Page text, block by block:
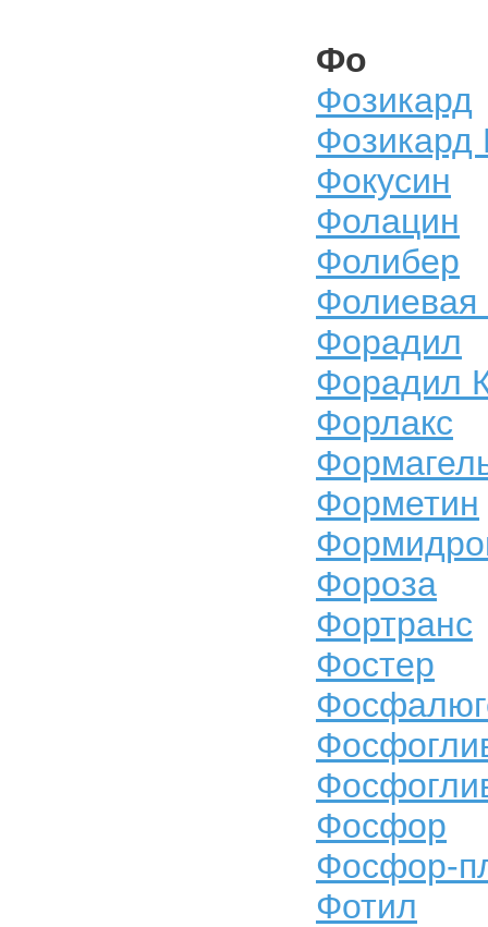
Фо
Фозикард
Фозикард
Фокусин
Фолацин
Фолибер
Фолиевая
Форадил
Форадил
Форлакс
Форметин
Фороза
Фортранс
Фостер
Фосфор
Фосфор-
Фотил